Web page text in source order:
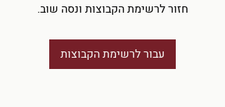
חזור לרשימת הקבוצות ונסה שוב.
עבור לרשימת הקבוצות